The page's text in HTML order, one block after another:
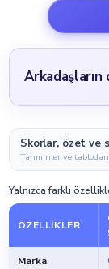
Arkadaşların
Skorlar, özet ve
Tahminler ve
Yalnızca farklı
ÖZELLIKLER
Marka